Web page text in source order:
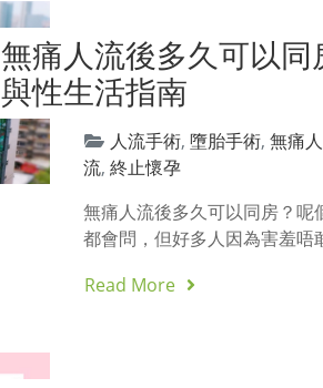
無痛人流後多久可以同
與性生活指南
人流手術,墮胎手術,無痛人
流,終止懷孕
無痛人流後多久可以同房？呢
都會問，但好多人因為害羞唔
Read More